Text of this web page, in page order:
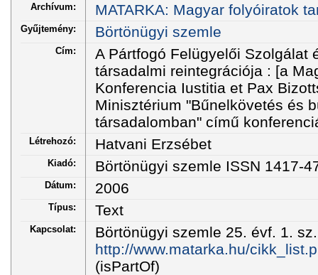
Archívum: MATARKA: Magyar folyóiratok
Gyűjtemény: Börtönügyi szemle
Cím:
A Pártfogó Felügyelői Szolgálat
társadalmi reintegrációja : [a
Konferencia Iustitia et Pax
Minisztérium "Bűnelkövetés és
társadalomban" című
Létrehozó: Hatvani Erzsébet
Kiadó: Börtönügyi szemle ISSN 1417-
Dátum: 2006
Típus: Text
Kapcsolat:
Börtönügyi szemle 25. évf. 1.
http://www.matarka.hu/
(isPartOf)